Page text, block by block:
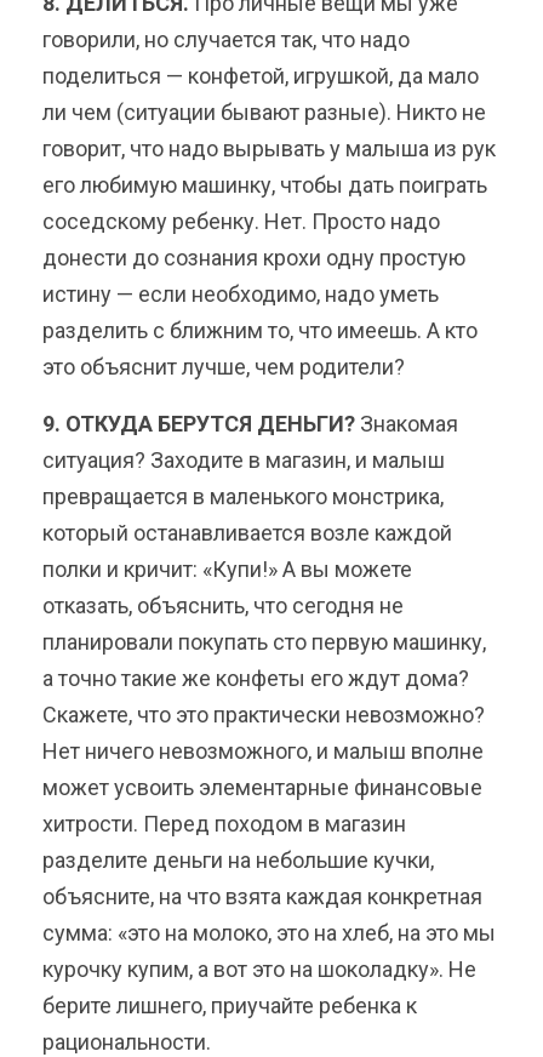
говорили, но случается так, что надо
поделиться — конфетой, игрушкой, да мало
ли чем (ситуации бывают разные). Никто не
говорит, что надо вырывать у малыша из рук
его любимую машинку, чтобы дать поиграть
соседскому ребенку. Нет. Просто надо
донести до сознания крохи одну простую
истину — если необходимо, надо уметь
разделить с ближним то, что имеешь. А кто
это объяснит лучше, чем родители?
9. ОТКУДА БЕРУТСЯ ДЕНЬГИ? Знакомая
ситуация? Заходите в магазин, и малыш
превращается в маленького монстрика,
который останавливается возле каждой
полки и кричит: «Купи!» А вы можете
отказать, объяснить, что сегодня не
планировали покупать сто первую машинку,
а точно такие же конфеты его ждут дома?
Скажете, что это практически невозможно?
Нет ничего невозможного, и малыш вполне
может усвоить элементарные финансовые
хитрости. Перед походом в магазин
разделите деньги на небольшие кучки,
объясните, на что взята каждая конкретная
сумма: «это на молоко, это на хлеб, на это мы
курочку купим, а вот это на шоколадку». Не
берите лишнего, приучайте ребенка к
рациональности.